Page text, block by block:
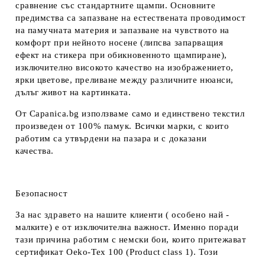
сравнение със стандартните щампи. Основните
предимства са запазване на естествената проводимост
на памучната материя и запазване на чувството на
комфорт при нейното носене (липсва запарващия
ефект на стикера при обикновенното щампиране),
изключително високото качество на изображението,
ярки цветове, преливане между различните нюанси,
дълъг живот на картинката.
От Capanica.bg използваме само и единствено текстил
произведен от 100% памук. Всички марки, с които
работим са утвърдени на пазара и с доказани
качества.
Безопасност
За нас здравето на нашите клиенти ( особено най -
малките) е от изключителна важност. Именно поради
тази причина работим с немски бои, които притежават
сертификат Oeko-Tex 100 (Product class 1). Този